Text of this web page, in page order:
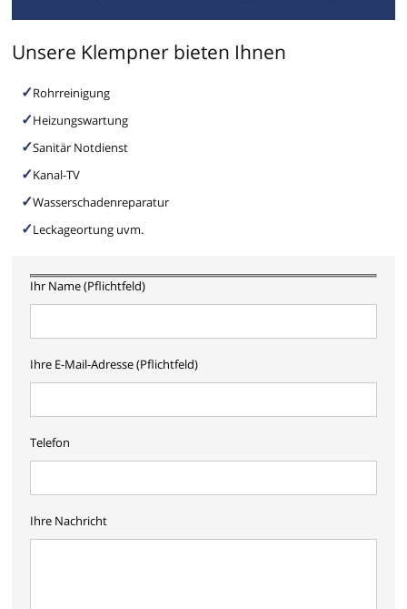
Unsere Klempner bieten Ihnen
Rohrreinigung
Heizungswartung
Sanitär Notdienst
Kanal-TV
Wasserschadenreparatur
Leckageortung uvm.
Ihr Name (Pflichtfeld)
Ihre E-Mail-Adresse (Pflichtfeld)
Telefon
Ihre Nachricht